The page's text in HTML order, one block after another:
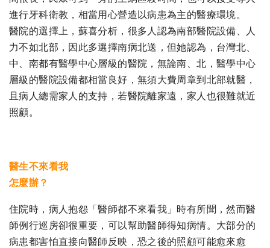
進行牙科衛教，相當用心營造以病患為主的醫療環境。
醫院的選擇上，蘇喜分析，很多人認為南部醫院設備、人
力不如北部，因此多選擇南病北送，但她認為，台灣北、
中、南都有醫學中心層級的醫院，無論南、北，醫學中心
層級的醫院設備都相當良好，無須大費周章到北部就醫，
且病人總需家人的支持，若醫院離家遠，家人也很難就近
照顧。
醫生不來看我
怎麼辦？
住院時，病人抱怨「醫師都不來看我」時有所聞，然而醫
師例行巡房卻很重要，可以幫助醫師得知病情。大部分的
病患都害怕直接向醫師反映，恐之後的照顧可能愈來愈